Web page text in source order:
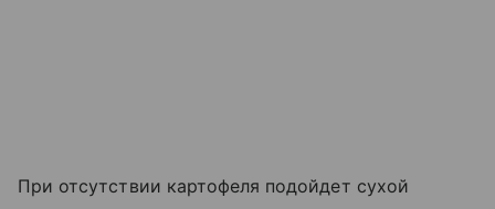
При отсутствии картофеля подойдет сухой